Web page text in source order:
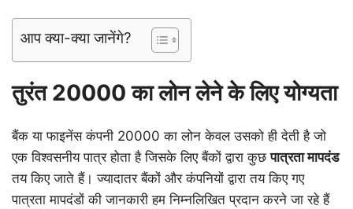
आप क्या-क्या जानेंगे?
तुरंत 20000 का लोन लेने के लिए योग्यता
बैंक या फाइनेंस कंपनी 20000 का लोन केवल उसको ही देती है जो
एक विश्वसनीय पात्र होता है जिसके लिए बैंकों द्वारा कुछपात्रता मापदंड
तय किए जाते हैं। ज्यादातर बैंकों और कंपनियों द्वारा तय किए गए
पात्रता मापदंडों की जानकारी हम निम्नलिखित प्रदान करने जा रहे हैं